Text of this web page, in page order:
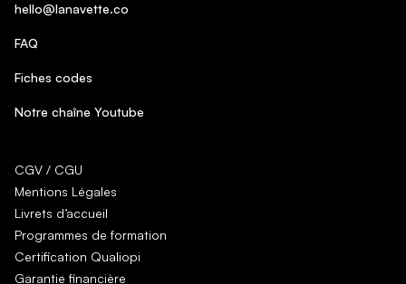
hello@lanavette.co
FAQ
Fiches codes
Notre chaîne Youtube
CGV / CGU
Mentions Légales
Livrets d’accueil
Programmes de formation
Certification Qualiopi
Garantie financière